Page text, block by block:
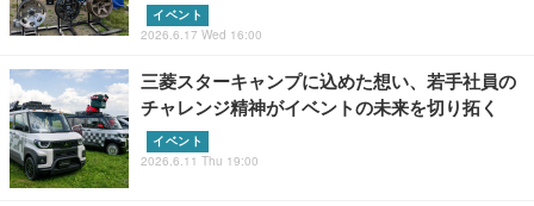
イベント
2026.6.17 Wed 16:00
三菱スターキャンプに込めた想い、若手社員の
チャレンジ精神がイベントの未来を切り拓く
イベント
2026.6.11 Thu 19:00